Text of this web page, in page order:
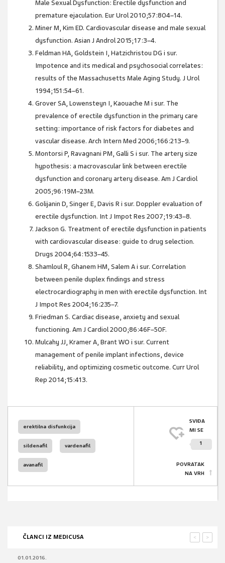
Male Sexual Dysfunction: Erectile dysfunction and
premature ejaculation. Eur Urol 2010;57:804–14.
Miner M, Kim ED. Cardiovascular disease and male sexual
dysfunction. Asian J Androl 2015;17:3–4.
Feldman HA, Goldstein I, Hatzichristou DG i sur.
Impotence and its medical and psychosocial correlates:
results of the Massachusetts Male Aging Study. J Urol
1994;151:54–61.
Grover SA, Lowensteyn I, Kaouache M i sur. The
prevalence of erectile dysfunction in the primary care
setting: importance of risk factors for diabetes and
vascular disease. Arch Intern Med 2006;166:213–9.
Montorsi P, Ravagnani PM, Galli S i sur. The artery size
hypothesis: a macrovascular link between erectile
dysfunction and coronary artery disease. Am J Cardiol
2005;96:19M–23M.
Golijanin D, Singer E, Davis R i sur. Doppler evaluation of
erectile dysfunction. Int J Impot Res 2007;19:43–8.
Jackson G. Treatment of erectile dysfunction in patients
with cardiovascular disease: guide to drug selection.
Drugs 2004;64:1533–45.
Shamloul R, Ghanem HM, Salem A i sur. Correlation
between penile duplex findings and stress
electrocardiography in men with erectile dysfunction. Int
J Impot Res 2004;16:235–7.
Friedman S. Cardiac disease, anxiety and sexual
functioning. Am J Cardiol 2000;86:46F–50F.
Mulcahy JJ, Kramer A, Brant WO i sur. Current
management of penile implant infections, device
reliability, and optimizing cosmetic outcome. Curr Urol
Rep 2014;15:413.
erektilna disfunkcija
sildenafil vardenafil
avanafil
SVIĐA
MI SE
1
POVRATAK
NA VRH
ČLANCI IZ MEDICUSA >
<
01.01.2016.